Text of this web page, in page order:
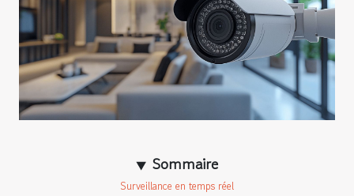
Sommaire
Surveillance en temps réel